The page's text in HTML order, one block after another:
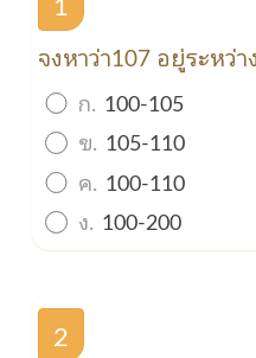
จงหาว่า107 อยู่ระหว่
ก. 100-105
ข. 105-110
ค. 100-110
ง. 100-200
2